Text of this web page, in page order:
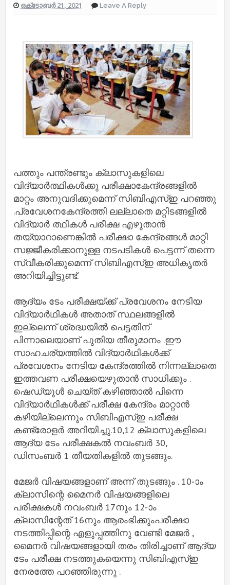
ഒക്‌ടോബർ 21, 2021 Leave A Reply
പത്തും പന്ത്രണ്ടും ക്ലാസുകളിലെ
വിദ്യാർത്ഥികൾക്കു പരീക്ഷാകേന്ദ്രങ്ങളിൽ
മാറ്റം അനുവദിക്കുമെന്ന് സിബിഎസ്‌ഇ പറഞ്ഞു
.പ്രവേശനകേന്ദ്രത്തി ലല്ലാതെ മറ്റിടങ്ങളിൽ
വിദ്യാർ ത്ഥികൾ പരീക്ഷ എഴുതാൻ
തയ്യാറാണെങ്കിൽ പരീക്ഷാ കേന്ദ്രങ്ങൾ മാറ്റി
സജ്ജീകരിക്കാനുള്ള നടപടികൾ പെട്ടന്ന് തന്നെ
സ്വീകരിക്കുമെന്ന് സിബിഎസ്‌ഇ അധികൃതർ
അറിയിച്ചിട്ടുണ്ട്.
ആദ്യം ടേം പരീക്ഷയ്ക്ക് പ്രവേശനം നേടിയ
വിദ്യാർഥികൾ അതാത് സ്ഥലങ്ങളിൽ
ഇല്ലെന്ന് ശ്രദ്ധയിൽ പെട്ടതിന്
പിന്നാലെയാണ് പുതിയ തീരുമാനം .ഈ
സാഹചര്യത്തിൽ വിദ്യാർഥികൾക്ക്
പ്രവേശനം നേടിയ കേന്ദ്രത്തിൽ നിന്നല്ലാതെ
ഇത്തവണ പരീക്ഷയെഴുതാൻ സാധിക്കും .
ഷെഡ്യൂൾ ചെയ്ത് കഴിഞ്ഞാൽ പിന്നെ
വിദ്യാർഥികൾക്ക് പരീക്ഷ കേന്ദ്രം മാറ്റാൻ
കഴിയില്ലെന്നും സിബിഎസ്‌ഇ പരീക്ഷ
കണ്ട്രോളർ അറിയിച്ചു.10,12 ക്ലാസുകളിലെ
ആദ്യ ടേം പരീക്ഷകൽ നവംബർ 30,
ഡിസംബർ 1 തീയതികളിൽ തുടങ്ങും.
മേജർ വിഷയങ്ങളാണ് അന്ന് തുടങ്ങും . 10-ാം
ക്ലാസിന്റെ മൈനർ വിഷയങ്ങളിലെ
പരീക്ഷകൾ നവംബർ 17നും 12-ാം
ക്ലാസിന്റേത് 16നും ആരംഭിക്കുംപരീക്ഷാ
നടത്തിപ്പിന്റെ എളുപ്പത്തിനു വേണ്ടി മേജർ ,
മൈനർ വിഷയങ്ങളായി തരം തിരിച്ചാണ് ആദ്യ
ടേം പരീക്ഷ നടത്തുകയെന്നു സിബിഎസ്‌ഇ
നേരത്തേ പറഞ്ഞിരുന്നു .